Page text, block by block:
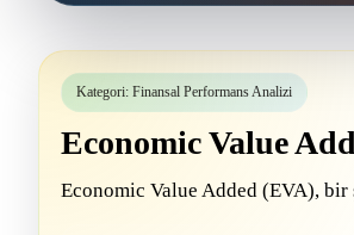
Kategori: Finansal Performans Analizi
Economic Value
Economic Value Added (EVA), bir